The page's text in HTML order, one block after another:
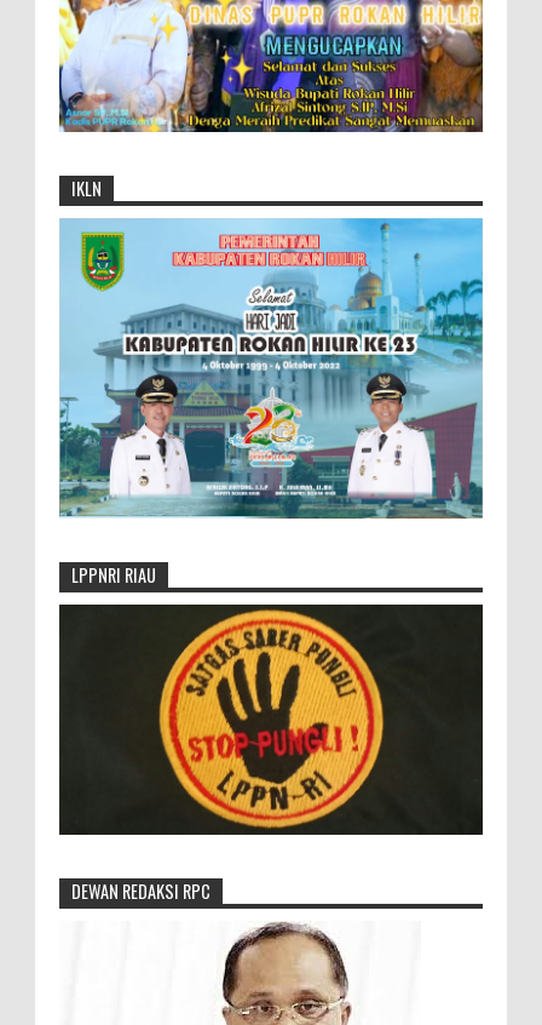
IKLN
LPPNRI RIAU
DEWAN REDAKSI RPC